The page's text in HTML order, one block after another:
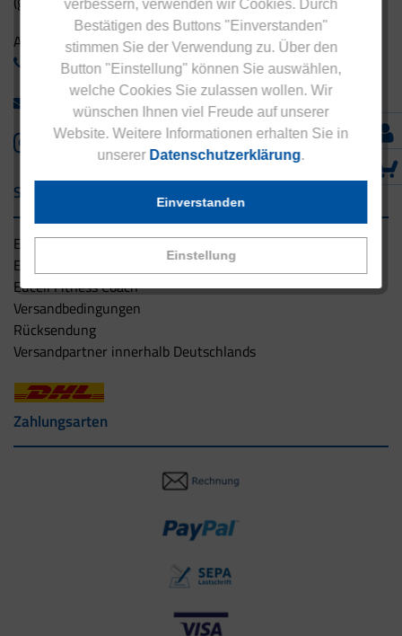
verbessern, verwenden wir Cookies. Durch
Bestätigen des Buttons "Einverstanden"
stimmen Sie der Verwendung zu. Über den
Button "Einstellung" können Sie auswählen,
welche Cookies Sie zulassen wollen. Wir
wünschen Ihnen viel Freude auf unserer
Website. Weitere Informationen erhalten Sie in
unserer Datenschutzerklärung.
Einstellung
Einverstanden
Ausland:
+49 - 5042 940 660
info@eucell.de
Service & Versand
Eucell Gesundheitsservice
Eucell Ernährungscoach
Eucell Fitness Coach
Versandbedingungen
Rücksendung
Versandpartner innerhalb Deutschlands
Zahlungsarten